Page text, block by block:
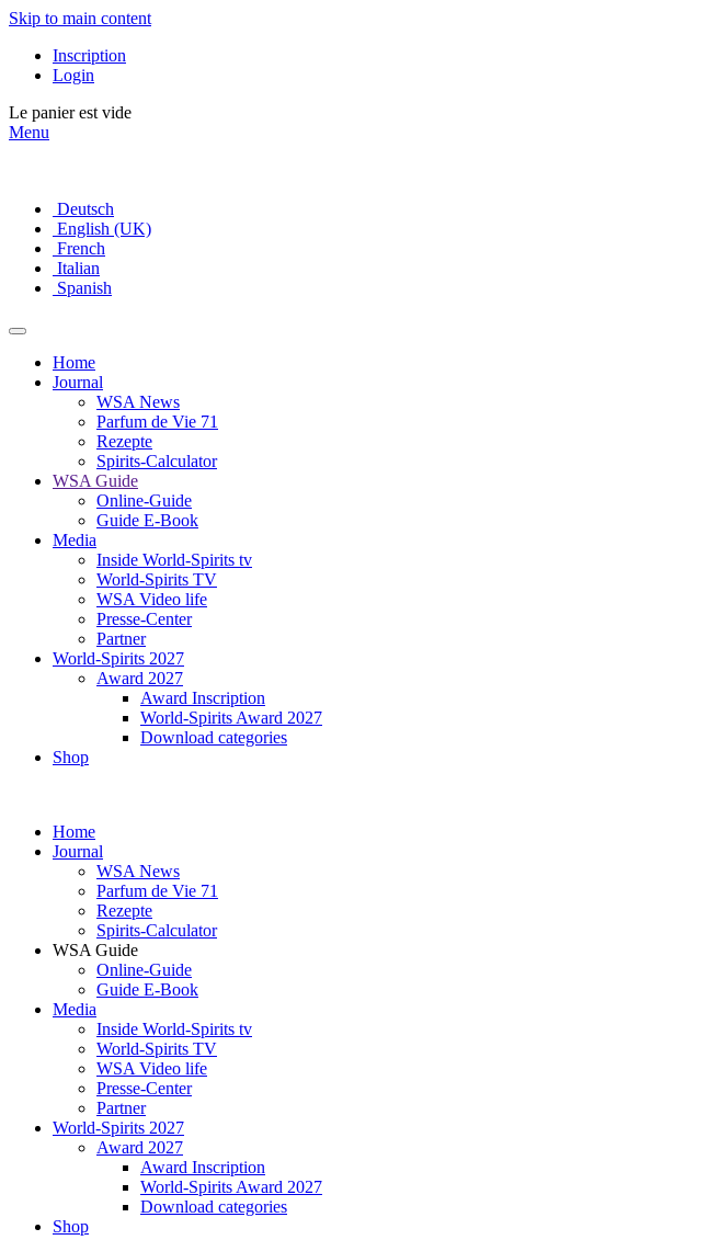
Skip to main content
Inscription
Login
Le panier est vide
Menu
Deutsch
English (UK)
French
Italian
Spanish
Home
Journal
WSA News
Parfum de Vie 71
Rezepte
Spirits-Calculator
WSA Guide
Online-Guide
Guide E-Book
Media
Inside World-Spirits tv
World-Spirits TV
WSA Video life
Presse-Center
Partner
World-Spirits 2027
Award 2027
Award Inscription
World-Spirits Award 2027
Download categories
Shop
Home
Journal
WSA News
Parfum de Vie 71
Rezepte
Spirits-Calculator
WSA Guide
Online-Guide
Guide E-Book
Media
Inside World-Spirits tv
World-Spirits TV
WSA Video life
Presse-Center
Partner
World-Spirits 2027
Award 2027
Award Inscription
World-Spirits Award 2027
Download categories
Shop